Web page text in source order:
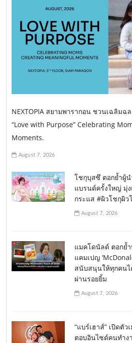
NEXTOPIA สยามพารากอน ชวนเฉลิมฉ
“Love with Purpose” Celebrating
Moments.
August 7, 2026
โชกุบุสซึ ตอกย้ำผู้
แบรนด์ครั้งใหญ่ มุ่
กระแส #ผิวโชกุผิว
August 7, 2026
แมคโดนัลด์ ตอกย้
แคมเปญ
สนับสนุนให้ทุกคน
ผ่านรอยยิ้ม
August 7, 2026
“แบร์เฮาส์” เปิดตัว
ตอบอินไซด์คนทำง